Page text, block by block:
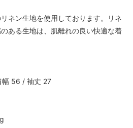
ネン生地を使用しております。リネ
ある生地は、肌離れの良い快適な着
56 / 袖丈 27